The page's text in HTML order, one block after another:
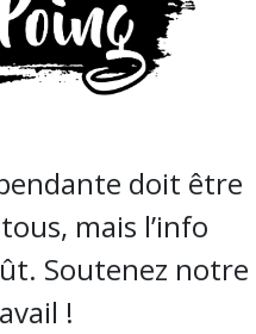
Chronique " Gaza
Urgence
doit être
mais l’info
Soutenez notre
!